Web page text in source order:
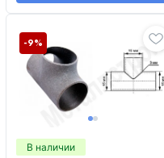
В наличии
-9%